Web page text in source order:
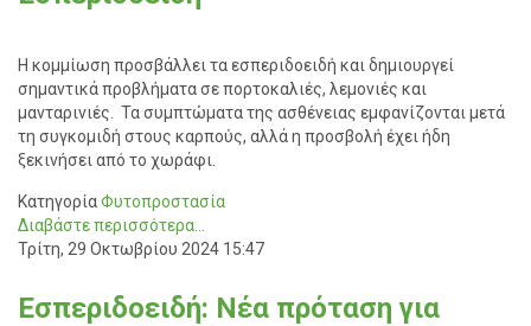
Η κομμίωση προσβάλλει τα εσπεριδοειδή και δημιουργεί
σημαντικά προβλήματα σε πορτοκαλιές, λεμονιές και
μανταρινιές. Τα συμπτώματα της ασθένειας εμφανίζονται μετά
τη συγκομιδή στους καρπούς, αλλά η προσβολή έχει ήδη
ξεκινήσει από το χωράφι.
ΚατηγορίαΦυτοπροστασία
Διαβάστε περισσότερα...
Τρίτη, 29 Οκτωβρίου 2024 15:47
Εσπεριδοειδή: Νέα πρόταση για